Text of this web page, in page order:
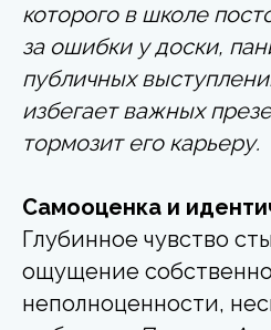
которого в школе
за ошибки у доски,
публичных
избегает важных
тормозит его карьеру.
Самооценка и
Глубинное чувство
ощущение
неполноценности,